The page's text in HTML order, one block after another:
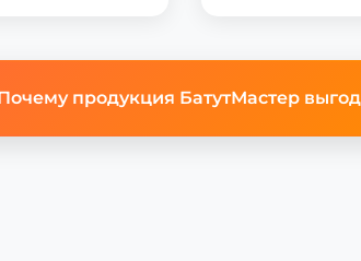
продукция БатутМастер